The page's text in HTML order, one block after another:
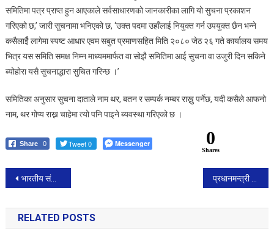
समितिमा पत्र प्राप्त हुन आएकाले सर्वसाधारणको जानकारीका लागि यो सुचना प्रकाशन
गरिएको छ,’ जारी सुचनामा भनिएको छ, ‘उक्त पदमा उहाँलाई नियुक्त गर्न उपयुक्त छैन भन्ने
कसैलाईै लागेमा स्पष्ट आधार एवम सबुत प्रमाणसहित मिति २०८० जेठ २६ गते कार्यालय समय
भित्र यस समिति समक्ष निम्न माध्यममार्फत वा सोझै समितिमा आई सुचना वा उजुरी दिन सकिने
ब्योहोरा यसै सुचनाद्धारा सुचित गरिन्छ ।’
समितिका अनुसार सुचना दाताले नाम थर, बतन र सम्पर्क नम्बर राख्नु पर्नेछ, यदी कसैले आफनो
नाम, थर गोप्य राख्न चाहेमा त्यो पनि पाइने ब्यवस्था गरिएको छ ।
Share 0 Tweet 0 Messenger 0
Shares
Post
navigation
भारतीय संसदको भित्ते चित्रमा नेपाली भु-भाग राखे पछि बिराेध
RELATED POSTS